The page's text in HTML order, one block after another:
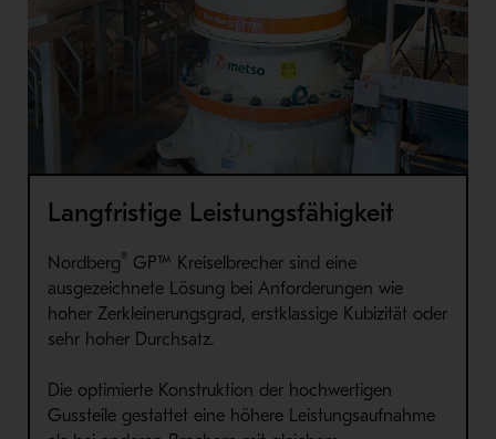
Langfristige Leistungsfähigkeit
Nordberg ® GP™ Kreiselbrecher sind eine
ausgezeichnete Lösung bei Anforderungen wie
hoher Zerkleinerungsgrad, erstklassige Kubizität oder
sehr hoher Durchsatz.
Die optimierte Konstruktion der hochwertigen
Gussteile gestattet eine höhere Leistungsaufnahme